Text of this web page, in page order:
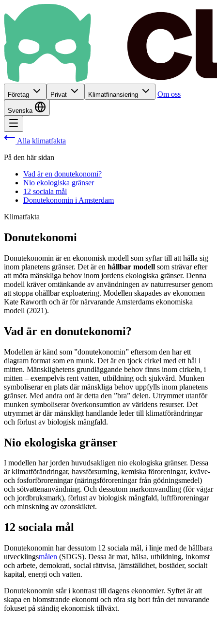
Företag Privat Klimatfinansiering Om oss
Svenska
Alla klimatfakta
På den här sidan
Vad är en donutekonomi?
Nio ekologiska gränser
12 sociala mål
Donutekonomin i Amsterdam
Klimatfakta
Donutekonomi
Donutekonomin är en ekonomisk modell som syftar till att hålla sig
inom planetens gränser. Det är en hållbar modell som strävar efter
att möta mänskliga behov inom jordens ekologiska gränser. Denna
modell kräver omtänkande av användningen av naturresurser genom
att stoppa ohållbar exploatering. Modellen skapades av ekonomen
Kate Raworth och är för närvarande Amsterdams ekonomiska
modell (2021).
Vad är en donutekonomi?
Modellen är känd som ”donutekonomin” eftersom den har ett
diagram format som en munk. Det är en tjock cirkel med ett hål i
mitten. Mänsklighetens grundläggande behov finns inom cirkeln, i
mitten – exempelvis rent vatten, utbildning och sjukvård. Munken
symboliserar en plats där mänskliga behov uppfylls inom planetens
gränser. Med andra ord är detta den ”bra” delen. Utrymmet utanför
munken symboliserar överkonsumtion av världens resurser. Det
utrymmet är där mänskligt handlande leder till klimatförändringar
och förlust av biologisk mångfald.
Nio ekologiska gränser
I modellen har jorden huvudsakligen nio ekologiska gränser. Dessa
är klimatförändringar, havsförsurning, kemiska föroreningar, kväve-
och fosforföroreningar (näringsföroreningar från gödningsmedel)
och sötvattenanvändning. Och dessutom markomvandling (för vägar
och jordbruksmark), förlust av biologisk mångfald, luftföroreningar
och minskning av ozonskiktet.
12 sociala mål
Donutekonomin har dessutom 12 sociala mål, i linje med de hållbara
utvecklingsmålen (SDGS). Dessa är mat, hälsa, utbildning, inkomst
och arbete, demokrati, social rättvisa, jämställdhet, bostäder, socialt
kapital, energi och vatten.
Donutekonomin står i kontrast till dagens ekonomier. Syftet är att
skapa en blomstrande ekonomi och röra sig bort från det nuvarande
fokuset på ständig ekonomisk tillväxt.